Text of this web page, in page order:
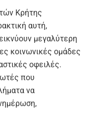
Κρήτης
αυτή,
μεγαλύτερη
κοινωνικές ομάδες
οφειλές.
που
να